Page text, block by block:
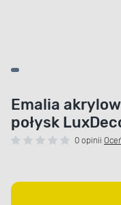
Emalia
połysk
0 opinii